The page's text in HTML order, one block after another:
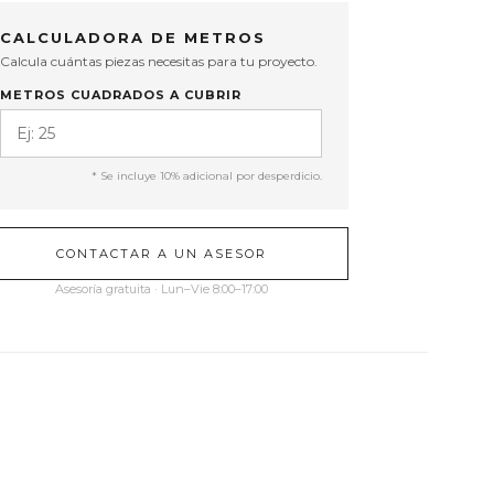
CALCULADORA DE METROS
Calcula cuántas piezas necesitas para tu proyecto.
METROS CUADRADOS A CUBRIR
* Se incluye 10% adicional por desperdicio.
CONTACTAR A UN ASESOR
Asesoría gratuita · Lun–Vie 8:00–17:00